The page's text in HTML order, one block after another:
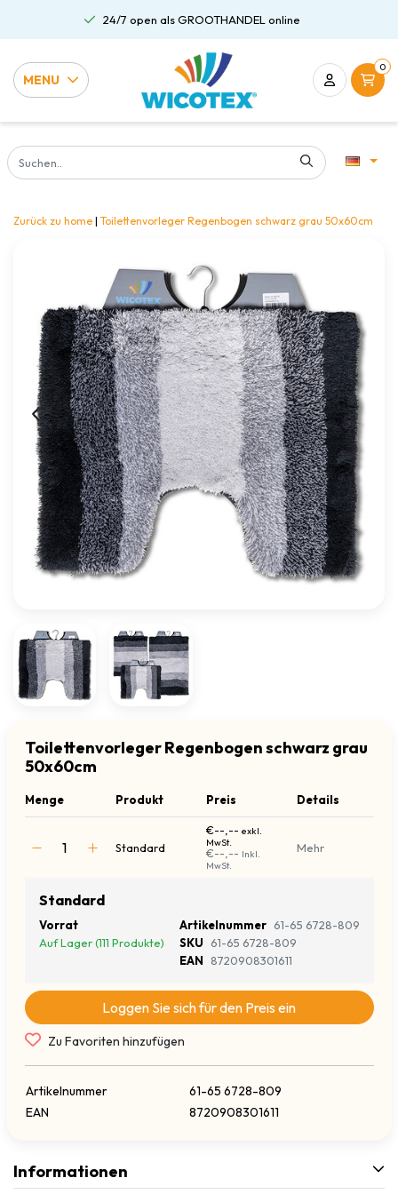
24/7 open als GROOTHANDEL online
MENU
0
Zurück zu home | Toilettenvorleger Regenbogen schwarz grau 50x60cm
Toilettenvorleger Regenbogen schwarz grau
50x60cm
Menge Produkt Preis Details
Standard
€--,-- exkl.
MwSt.
€--,-- Inkl.
MwSt.
Mehr
Standard
Vorrat
Auf Lager (111 Produkte)
Artikelnummer 61-65 6728-809
SKU
61-65 6728-809
EAN
8720908301611
Loggen Sie sich für den Preis ein
Zu Favoriten hinzufügen
Artikelnummer
61-65 6728-809
EAN
8720908301611
Informationen